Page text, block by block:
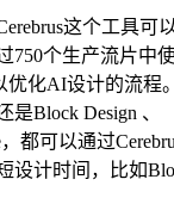
这个工具可
750个生产流片中
优化AI设计的流程
是Block Design 、
，都可以通过
设计时间，比如